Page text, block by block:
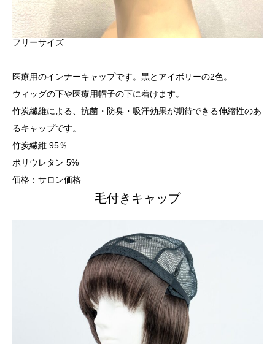
フリーサイズ
医療用のインナーキャップです。黒とアイボリーの2色。
ウィッグの下や医療用帽子の下に着けます。
竹炭繊維による、抗菌・防臭・吸汗効果が期待できる伸縮性のあ
るキャップです。
竹炭繊維 95％
ポリウレタン 5%
価格：サロン価格
毛付きキャップ